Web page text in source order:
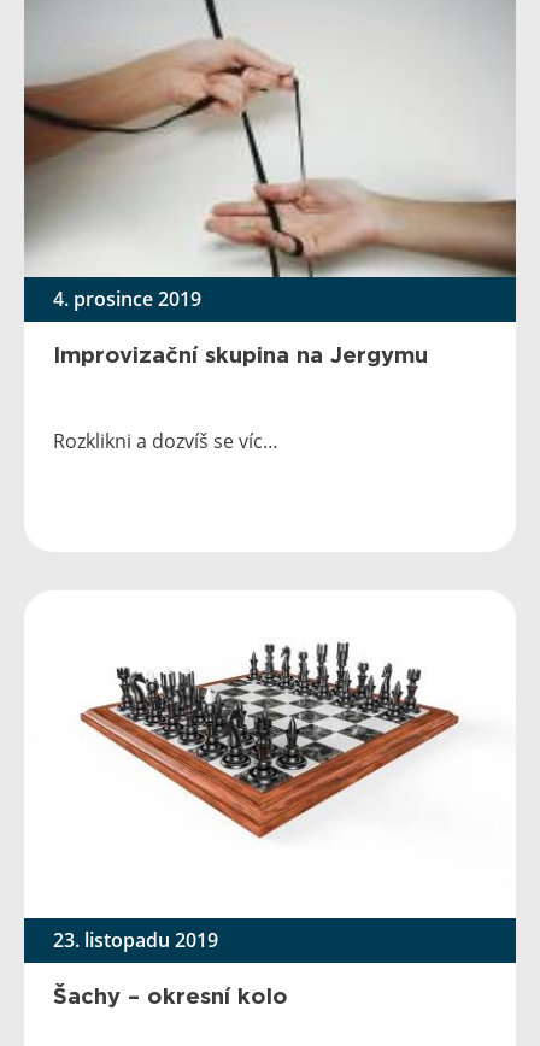
4. prosince 2019
Improvizační skupina na Jergymu
Rozklikni a dozvíš se víc…
23. listopadu 2019
Šachy – okresní kolo